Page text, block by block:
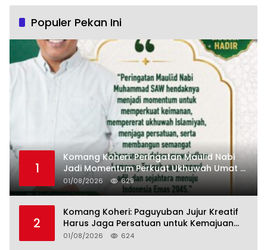
Populer Pekan Ini
1
Komang Koheri: Peringatan Maulid Nabi
Jadi Momentum Perkuat Ukhuwah Umat di
Lampung Tengah
01/08/2026 629
2
Komang Koheri: Paguyuban Jujur Kreatif
Harus Jaga Persatuan untuk Kemajuan
Lampung Tengah
01/08/2026 624